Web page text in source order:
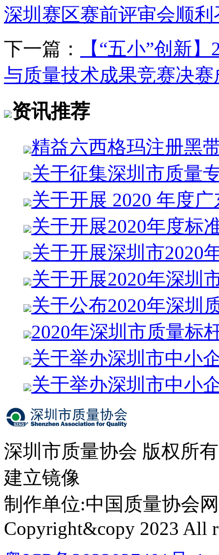
深圳赛区赛前评审会顺利
下一篇：
【“五小”创新
与质量技术成果竞赛决
资讯推荐
精益六西格玛注册黑
关于征集深圳市质量
关于开展 2020 年度
关于开展2020年度标
关于开展深圳市2020
关于开展2020年深圳
关于公布2020年深圳
2020年深圳市质量标
关于举办深圳市中小
关于举办深圳市中小
深圳市质量协会 版权所
建立镜像
制作单位:中国质量协会
Copyright&copy 2023 All